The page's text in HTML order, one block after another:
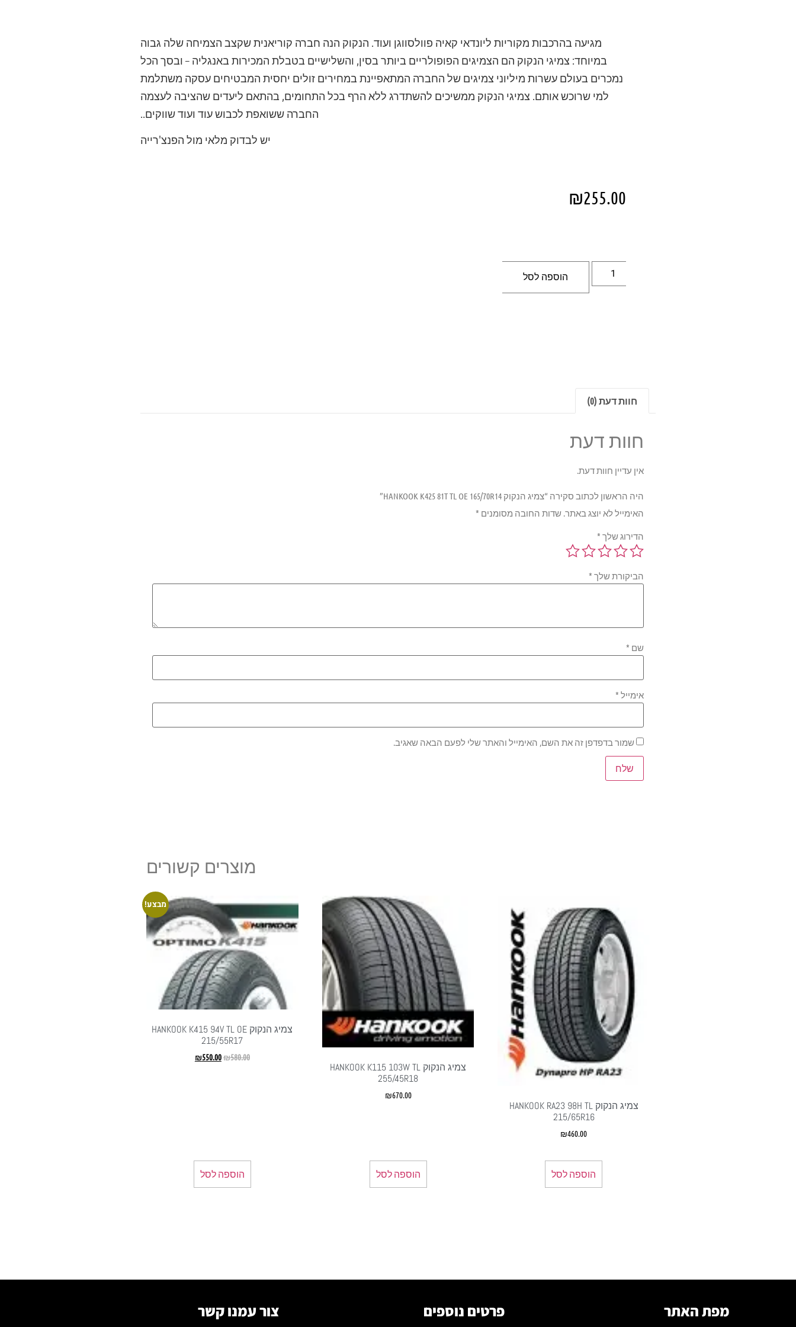
מגיעה בהרכבות מקוריות ליונדאי קאיה פוולסווגן ועוד. הנקוק הנה חברה קוריאנית שקצב הצמיחה שלה גבוה
במיוחד: צמיגי הנקוק הם הצמיגים הפופולריים ביותר בסין, והשלישיים בטבלת המכירות באנגליה – ובסך הכל
נמכרים בעולם עשרות מיליוני צמיגים של החברה המתאפיינת במחירים זולים יחסית המבטיחים עסקה משתלמת
למי שרוכש אותם. צמיגי הנקוק ממשיכים להשתדרג ללא הרף בכל התחומים, בהתאם ליעדים שהציבה לעצמה
החברה ששואפת לכבוש עוד ועוד שווקים..
יש לבדוק מלאי מול הפנצ'רייה
₪255.00
הוספה לסל
חוות דעת (0)
חוות דעת
אין עדיין חוות דעת.
היה הראשון לכתוב סקירה “צמיג הנקוק HANKOOK K425 81T TL OE 165/70R14”
האימייל לא יוצג באתר. שדות החובה מסומנים *
הדירוג שלך *
הביקורת שלך *
שם *
אימייל *
שמור בדפדפן זה את השם, האימייל והאתר שלי לפעם הבאה שאגיב.
מוצרים קשורים
צמיג הנקוק HANKOOK RA23 98H TL
215/65R16
₪460.00
הוספה לסל
צמיג הנקוק HANKOOK K115 103W TL
255/45R18
₪670.00
הוספה לסל
מבצע!
צמיג הנקוק HANKOOK K415 94V TL OE
215/55R17
₪580.00
₪550.00
הוספה לסל
מפת האתר פרטים נוספים צור עמנו קשר